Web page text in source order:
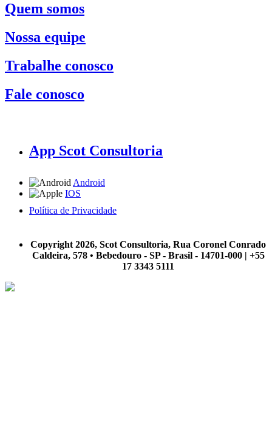
Quem somos
Nossa equipe
Trabalhe conosco
Fale conosco
App Scot Consultoria
Android
IOS
Política de Privacidade
Copyright 2026, Scot Consultoria, Rua Coronel Conrado
Caldeira, 578 • Bebedouro - SP - Brasil - 14701-000 | +55
17 3343 5111